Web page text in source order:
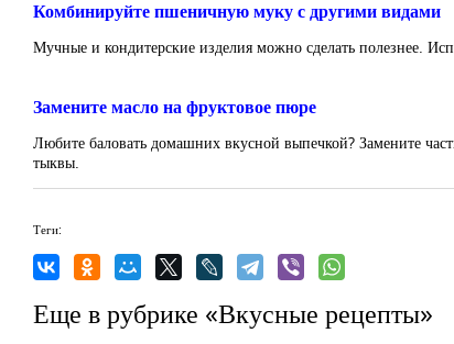
Комбинируйте пшеничную муку с другими видами
Мучные и кондитерские изделия можно сделать полезнее.
Замените масло на фруктовое пюре
Любите баловать домашних вкусной выпечкой? Замените
тыквы.
Теги:
Еще в рубрике «Вкусные рецепты»